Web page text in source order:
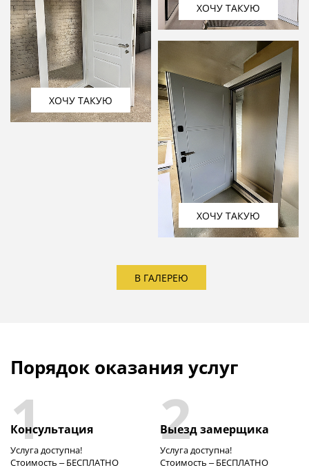
ХОЧУ ТАКУЮ
ХОЧУ ТАКУЮ
ХОЧУ ТАКУЮ
В ГАЛЕРЕЮ
Порядок оказания услуг
1
Консультация
Услуга доступна!
Стоимость – БЕСПЛАТНО
2
Выезд замерщика
Услуга доступна!
Стоимость – БЕСПЛАТНО